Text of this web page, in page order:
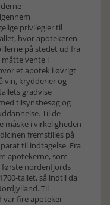
privilegier til
hvor apotekeren
på stedet ud fra
vente i
et apotek i øvrigt
vin, krydderier og
gradvise
tilsynsbesøg og
Til de
måske i virkeligheden
fremstilles på
til indtagelse. Fra
apotekerne, som
nordenfjords
tallet, så indtil da
Til
var fire apoteker